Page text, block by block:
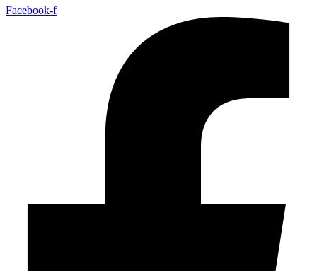
Facebook-f